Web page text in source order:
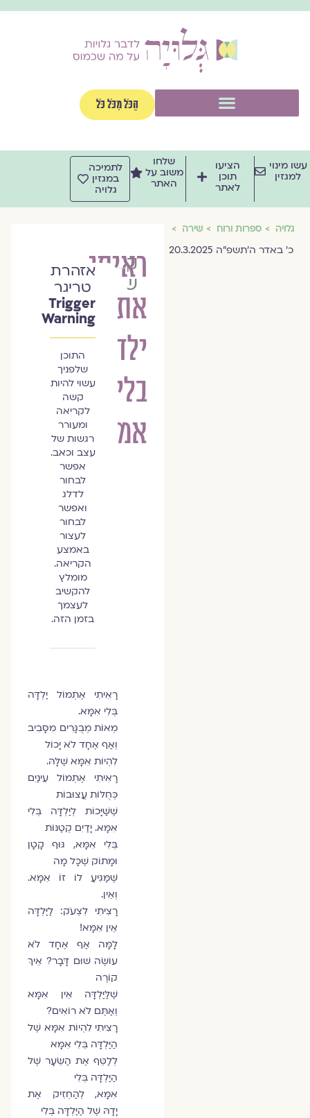
הַכֹּל מִכֹּל כֹּל
מינוי
למגזין
הציעו
תוכן
לאתר
שלחו
משוב על
האתר
לתמיכה
במגזין
גלויה
גלויה ספרות ורוח שירה
כ׳ באדר ה׳תשפ״ה 20.3.2025
ראיתי
אתמול
ילדה
בלי
אמא
קמה
שיר
אזהרת
טריגר
Trigger
Warning
התוכן
שלפניך
עשוי להיות
קשה
לקריאה
ומעורר
רגשות של
עצב וכאב.
אפשר
לבחור
לדלג
ואפשר
לבחור
לעצור
באמצע
הקריאה.
מומלץ
להקשיב
לעצמך
בזמן הזה.
רָאִיתִי אֶתְמוֹל יַלְדָּה
בְּלִי אִמָּא.
מְאוֹת מְבֻגָּרִים מִסָּבִיב
וְאַף אֶחָד לֹא יָכוֹל
לִהְיוֹת אִמָּא שֶׁלָּהּ.
רָאִיתִי אֶתְמוֹל עֵינַיִם
כְּחֻלּוֹת עֲצוּבוֹת
שֶׁשַּׁיָּכוֹת לְיַלְדָּה בְּלִי
אִמָּא. יָדַיִם קְטַנּוֹת
בְּלִי אִמָּא, גּוּף קָטָן
וּמָתוֹק שֶׁכָּל מָה
שֶׁמַּגִּיעַ לוֹ זוֹ אִמָּא.
וְאֵין.
רָצִיתִי לִצְעֹק: לַיַּלְדָּה
אֵין אִמָּא!
לָמָּה אַף אֶחָד לֹא
עוֹשֶׂה שׁוּם דָּבָר? אֵיךְ
קוֹרֶה
שֶׁלַּיַּלְדָּה אֵין אִמָּא
וְאַתֶּם לֹא רוֹאִים?
רָצִיתִי לִהְיוֹת אִמָּא שֶׁל
הַיַּלְדָּה בְּלִי אִמָּא
לְלַטֵּף אֶת הַשֵּׂעָר שֶׁל
הַיַּלְדָּה בְּלִי
אִמָּא, לְהַחְזִיק אֶת
יָדָהּ שֶׁל הַיַּלְדָּה בְּלִי